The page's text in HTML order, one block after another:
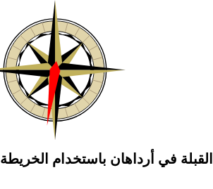
القبلة في أرداهان باستخدام الخريطة